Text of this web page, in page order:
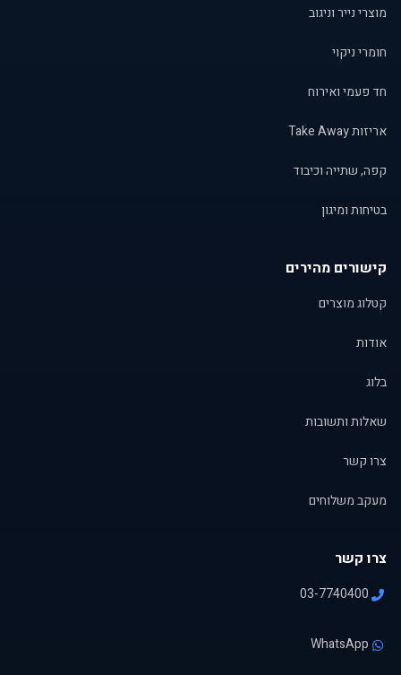
מוצרי נייר וניגוב
חומרי ניקוי
חד פעמי ואירוח
אריזות Take Away
קפה, שתייה וכיבוד
בטיחות ומיגון
קישורים מהירים
קטלוג מוצרים
אודות
בלוג
שאלות ותשובות
צרו קשר
מעקב משלוחים
צרו קשר
03-7740400
WhatsApp